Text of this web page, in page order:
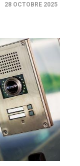
28 OCTOBRE 2025